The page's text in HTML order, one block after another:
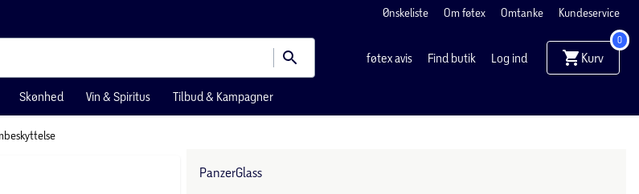
Ønskeliste Om føtex Omtanke Kundeservice
føtex avis Find butik Log ind Kurv
0
Skønhed Vin & Spiritus Tilbud & Kampagner
PanzerGlass